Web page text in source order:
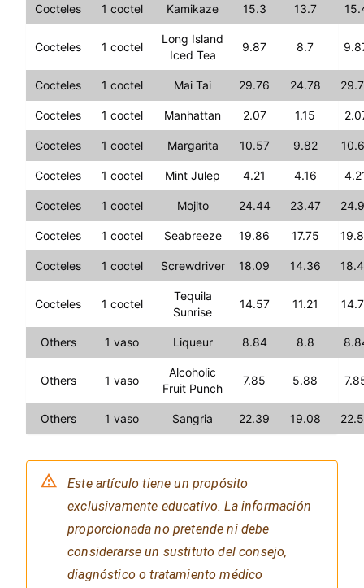
Cocteles 1 coctel Kamikaze 15.3 13.7
Cocteles 1 coctel
Long Island
Iced Tea
9.87 8.7
Cocteles 1 coctel Mai Tai 29.76 24.78
Cocteles 1 coctel Manhattan 2.07 1.15
Cocteles 1 coctel Margarita 10.57 9.82
Cocteles 1 coctel Mint Julep 4.21 4.16
Cocteles 1 coctel Mojito 24.44 23.47
Cocteles 1 coctel Seabreeze 19.86 17.75
Cocteles 1 coctel Screwdriver 18.09 14.36
Cocteles 1 coctel
Tequila
Sunrise
14.57 11.21
Others 1 vaso Liqueur 8.84 8.8
Others 1 vaso
Alcoholic
Fruit Punch
7.85 5.88
Others 1 vaso Sangria 22.39 19.08
Este artículo tiene un propósito
exclusivamente educativo. La información
proporcionada no pretende ni debe
considerarse un sustituto del consejo,
diagnóstico o tratamiento médico